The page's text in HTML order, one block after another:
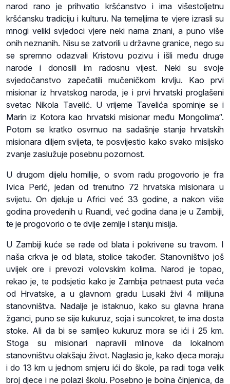
narod rano je prihvatio kršćanstvo i ima višestoljetnu
kršćansku tradiciju i kulturu. Na temeljima te vjere izrasli su
mnogi veliki svjedoci vjere neki nama znani, a puno više
onih neznanih. Nisu se zatvorili u državne granice, nego su
se spremno odazvali Kristovu pozivu i išli među druge
narode i donosili im radosnu vijest. Neki su svoje
svjedočanstvo zapečatili mučeničkom krvlju. Kao prvi
misionar iz hrvatskog naroda, je i prvi hrvatski proglašeni
svetac Nikola Tavelić. U vrijeme Tavelića spominje se i
Marin iz Kotora kao hrvatski misionar među Mongolima“.
Potom se kratko osvrnuo na sadašnje stanje hrvatskih
misionara diljem svijeta, te posvijestio kako svako misijsko
zvanje zaslužuje posebnu pozornost.
U drugom dijelu homilije, o svom radu progovorio je fra
Ivica Perić, jedan od trenutno 72 hrvatska misionara u
svijetu. On djeluje u Africi već 33 godine, a nakon više
godina provedenih u Ruandi, već godina dana je u Zambiji,
te je progovorio o te dvije zemlje i stanju misija.
U Zambiji kuće se rade od blata i pokrivene su travom. I
naša crkva je od blata, stolice također. Stanovništvo još
uvijek ore i prevozi volovskim kolima. Narod je topao,
rekao je, te podsjetio kako je Zambija petnaest puta veća
od Hrvatske, a u glavnom gradu Lusaki živi 4 milijuna
stanovništva. Nadalje je istaknuo, kako su glavna hrana
žganci, puno se sije kukuruz, soja i suncokret, te ima dosta
stoke. Ali da bi se samljeo kukuruz mora se ići i 25 km.
Stoga su misionari napravili mlinove da lokalnom
stanovništvu olakšaju život. Naglasio je, kako djeca moraju
i do 13 km u jednom smjeru ići do škole, pa radi toga velik
broj djece i ne polazi školu. Posebno je bolna činjenica, da